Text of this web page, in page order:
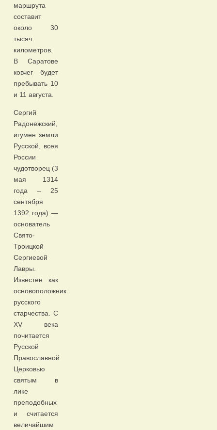
маршрута
составит
около 30
тысяч
километров.
В Саратове
ковчег будет
пребывать 10
и 11 августа.
Сергий
Радонежский,
игумен земли
Русской, всея
России
чудотворец (3
мая 1314
года – 25
сентября
1392 года) —
основатель
Свято-
Троицкой
Сергиевой
Лавры.
Известен как
основоположник
русского
старчества. С
XV века
почитается
Русской
Православной
Церковью
святым в
лике
преподобных
и считается
величайшим